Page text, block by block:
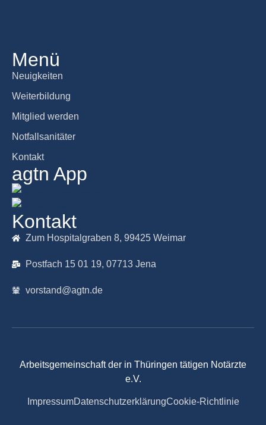
Menü
Neuigkeiten
Weiterbildung
Mitglied werden
Notfallsanitäter
Kontakt
agtn App
Kontakt
Zum Hospitalgraben 8, 99425 Weimar
Postfach 15 01 19, 07713 Jena
vorstand@agtn.de
Arbeitsgemeinschaft der in Thüringen tätigen Notärzte
e.V.
ImpressumDatenschutzerklärungCookie-Richtlinie